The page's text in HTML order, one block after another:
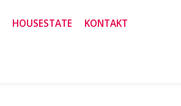
HOUSESTATE KONTAKT